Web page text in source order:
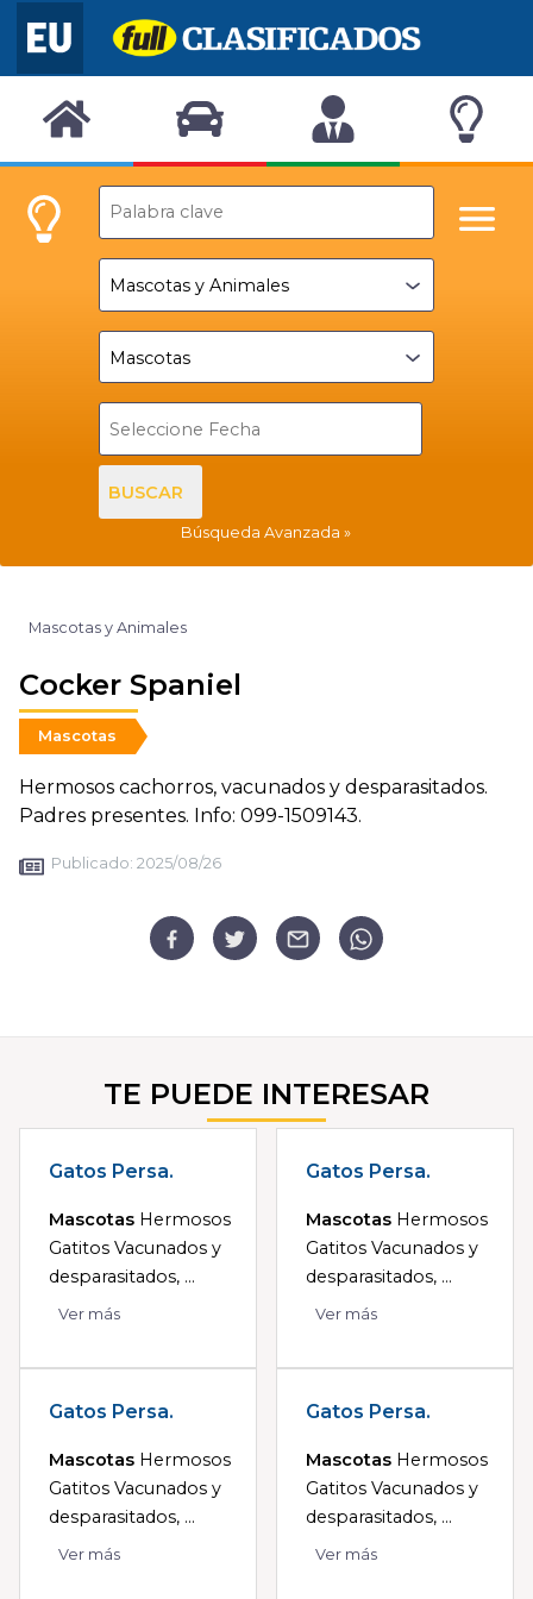
BUSCAR
Búsqueda Avanzada
Mascotas y Animales
Cocker Spaniel
Mascotas
Hermosos cachorros, vacunados y desparasitados.
Padres presentes. Info: 099-1509143.
Publicado: 2025/08/26
TE PUEDE INTERESAR
Gatos Persa.
Mascotas Hermosos
Gatitos Vacunados y
desparasitados, ...
Ver más
Gatos Persa.
Mascotas Hermosos
Gatitos Vacunados y
desparasitados, ...
Ver más
Gatos Persa.
Mascotas Hermosos
Gatitos Vacunados y
desparasitados, ...
Ver más
Gatos Persa.
Mascotas Hermosos
Gatitos Vacunados y
desparasitados, ...
Ver más